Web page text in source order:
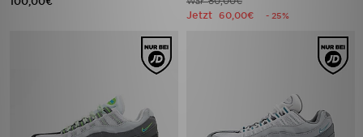
Jetzt 60,00€ - 25%